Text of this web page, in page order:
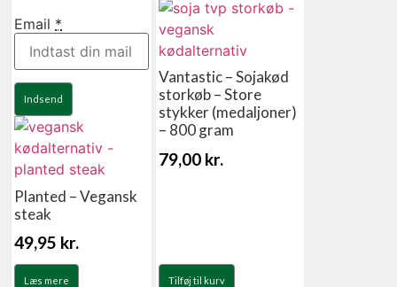
Email *
Indsend
Planted – Vegansk
steak
49,95 kr.
Læs mere
Vantastic – Sojakød
storkøb – Store
stykker (medaljoner)
– 800 gram
79,00 kr.
Tilføj til kurv